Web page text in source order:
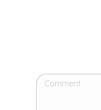
Comment